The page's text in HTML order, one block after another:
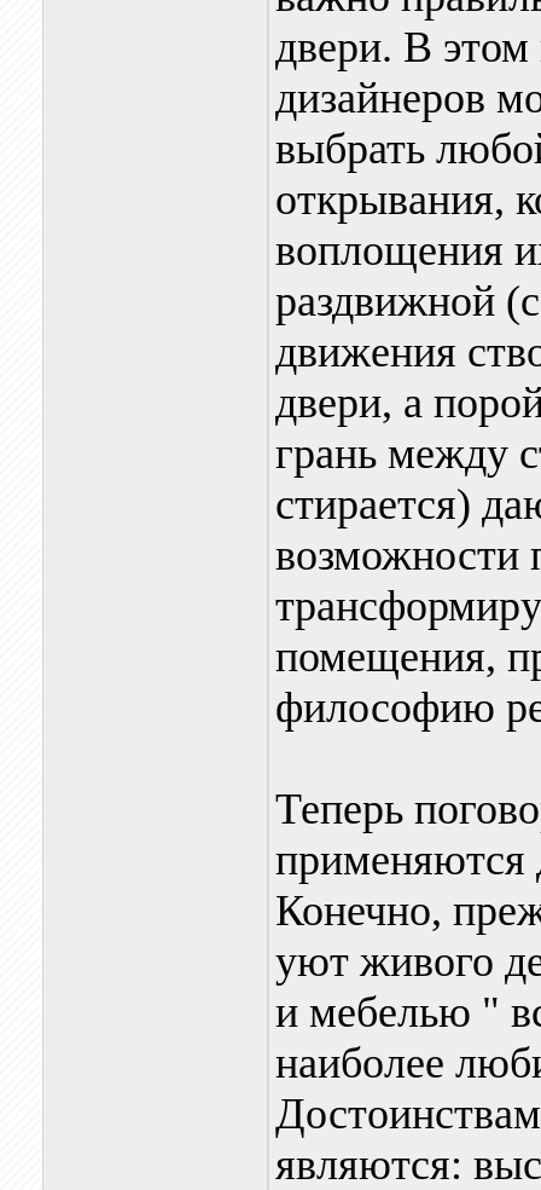
двери. В этом
дизайнеров
выбрать
открывания,
воплощения
раздвижной
движения
двери, а
грань между
стирается)
возможности
помещения,
философию
Теперь
применяются
Конечно,
уют живого
и мебелью "
наиболее
являются: